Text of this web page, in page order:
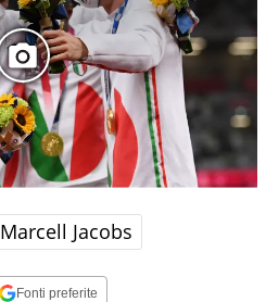
Marcell Jacobs
Fonti preferite